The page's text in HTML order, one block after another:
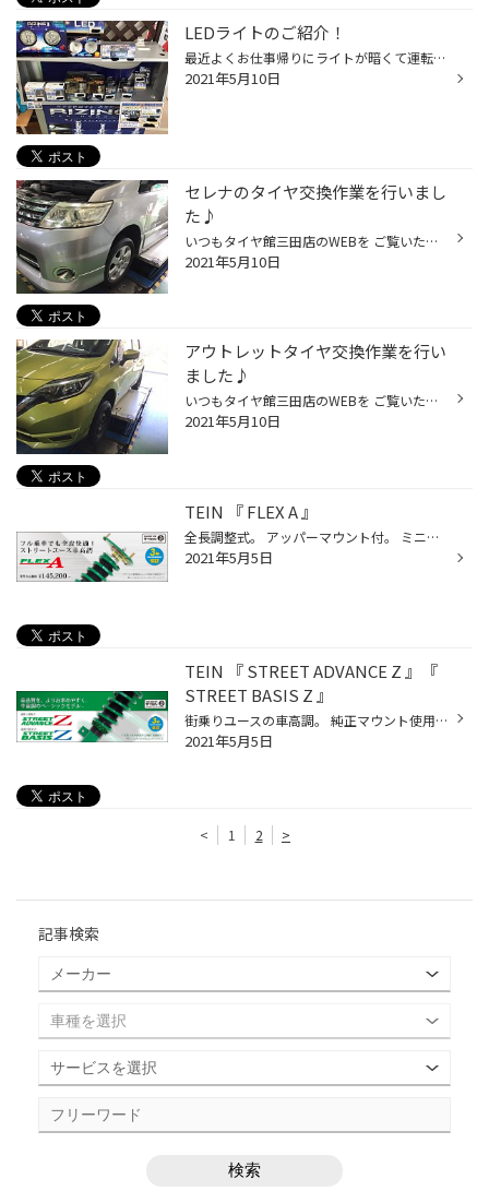
LEDライトのご紹介！
最近よくお仕事帰りにライトが暗くて運転しづらいというお話を耳にします。 確かにこの辺りの夜道は灯りが少なく、純正のオレンジ色のライトだと見えにくい場合もあると思います。 そこで、最近よく交換させていただいているお値段お手頃の商品のご紹介！ スフィアライトのRIZING α❕純正ハロゲンバ...
2021年5月10日
セレナのタイヤ交換作業を行いまし
た♪
いつもタイヤ館三田店のWEBを ご覧いただきありがとうございます！ 本日は、セレナの タイヤ交換作業を紹介します！ 装着したタイヤは、 DT30 195/60R16です！ 次回は、１００キロ点検の ご来店お待ちしております。 タイヤ館三田は、三田市駅前町の 牛丼の松屋さんの近くにあります。 牛丼の松屋さ...
2021年5月10日
アウトレットタイヤ交換作業を行い
ました♪
いつもタイヤ館三田店のWEBを ご覧いただきありがとうございます！ 本日は、ノート のタイヤ交換作業を行いました♪ 装着したタイヤは、 レグノGRXⅡ 185/70R14です！ 次回は、１００キロ点検の ご来店お待ちしております。 タイヤ館三田店でしか手に入らない 大変お買い得な アウトレットタイヤ があ...
2021年5月10日
TEIN 『 FLEX A 』
全長調整式。 アッパーマウント付。 ミニバンでの快適性を求めたタイプ。 全席快適仕様です。
2021年5月5日
TEIN 『 STREET ADVANCE Z 』『
STREET BASIS Z 』
街乗りユースの車高調。 純正マウント使用モデルなので、音鳴りも少なめです。 車高調の入門編。
2021年5月5日
< 1 2 >
記事検索